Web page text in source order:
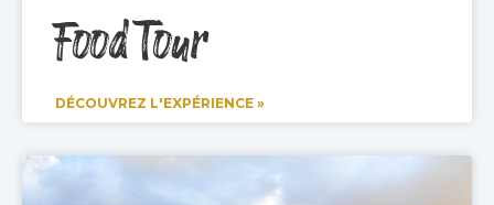
Food Tour
DÉCOUVREZ L'EXPÉRIENCE »